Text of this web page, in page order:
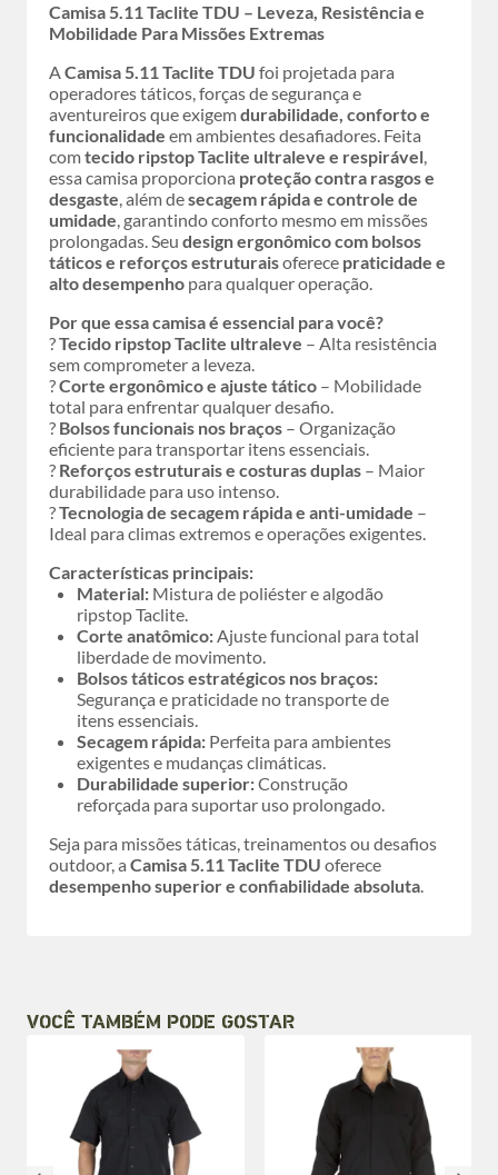
Camisa 5.11 Taclite TDU – Leveza, Resistência e
Mobilidade Para Missões Extremas
ACamisa 5.11 Taclite TDU foi projetada para
operadores táticos, forças de segurança e
aventureiros que exigemdurabilidade, conforto e
funcionalidade em ambientes desafiadores. Feita
comtecido ripstop Taclite ultraleve e respirável,
essa camisa proporciona proteção contra rasgos e
desgaste, além desecagem rápida e controle de
umidade, garantindo conforto mesmo em missões
prolongadas. Seu design ergonômico com bolsos
táticos e reforços estruturaisoferece praticidade e
alto desempenho para qualquer operação.
Por que essa camisa é essencial para você?
?Tecido ripstop Taclite ultraleve – Alta resistência
sem comprometer a leveza.
?Corte ergonômico e ajuste tático – Mobilidade
total para enfrentar qualquer desafio.
? Bolsos funcionais nos braços – Organização
eficiente para transportar itens essenciais.
? Reforços estruturais e costuras duplas – Maior
durabilidade para uso intenso.
?Tecnologia de secagem rápida e anti-umidade –
Ideal para climas extremos e operações exigentes.
Características principais:
Material: Mistura de poliéster e algodão
ripstop Taclite.
Corte anatômico:Ajuste funcional para total
liberdade de movimento.
Bolsos táticos estratégicos nos braços:
Segurança e praticidade no transporte de
itens essenciais.
Secagem rápida: Perfeita para ambientes
exigentes e mudanças climáticas.
Durabilidade superior:Construção
reforçada para suportar uso prolongado.
Seja para missões táticas, treinamentos ou desafios
outdoor, a Camisa 5.11 Taclite TDU oferece
desempenho superior e confiabilidade absoluta.
VOCÊ TAMBÉM PODE GOSTAR